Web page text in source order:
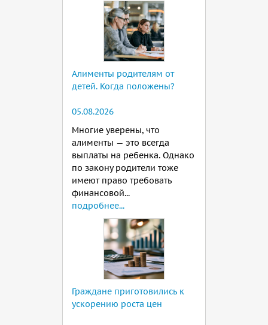
Алименты родителям от
детей. Когда положены?
05.08.2026
Многие уверены, что
алименты — это всегда
выплаты на ребенка. Однако
по закону родители тоже
имеют право требовать
финансовой...
подробнее...
Граждане приготовились к
ускорению роста цен